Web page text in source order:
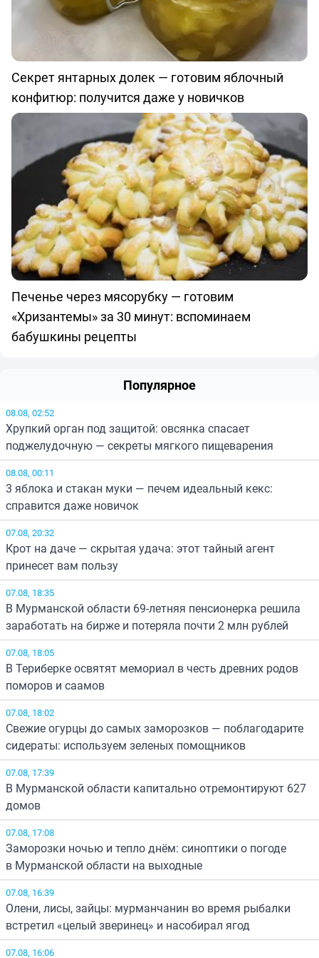
Секрет янтарных долек — готовим яблочный
конфитюр: получится даже у новичков
Печенье через мясорубку — готовим
«Хризантемы» за 30 минут: вспоминаем
бабушкины рецепты
Популярное
08.08, 02:52
Хрупкий орган под защитой: овсянка спасает
поджелудочную — секреты мягкого пищеварения
08.08, 00:11
3 яблока и стакан муки — печем идеальный кекс:
справится даже новичок
07.08, 20:32
Крот на даче — скрытая удача: этот тайный агент
принесет вам пользу
07.08, 18:35
В Мурманской области 69-летняя пенсионерка решила
заработать на бирже и потеряла почти 2 млн рублей
07.08, 18:05
В Териберке освятят мемориал в честь древних родов
поморов и саамов
07.08, 18:02
Свежие огурцы до самых заморозков — поблагодарите
сидераты: используем зеленых помощников
07.08, 17:39
В Мурманской области капитально отремонтируют 627
домов
07.08, 17:08
Заморозки ночью и тепло днём: синоптики о погоде
в Мурманской области на выходные
07.08, 16:39
Олени, лисы, зайцы: мурманчанин во время рыбалки
встретил «целый зверинец» и насобирал ягод
07.08, 16:06